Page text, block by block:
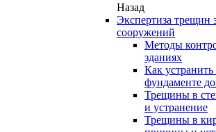
Назад
Экспертиза трещин
сооружений
Методы
зданиях
Как
фундаменте
Трещины в
и устранение
Трещины в